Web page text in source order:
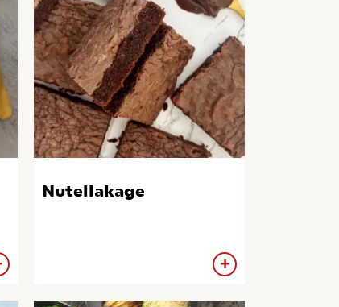
Nutellakage